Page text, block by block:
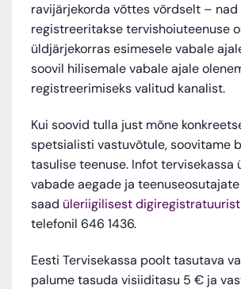
ravijärjekorda võttes võrdselt – nad
registreeritakse tervishoiuteenuse
üldjärjekorras esimesele vabale
soovil hilisemale vabale ajale
registreerimiseks valitud kanalist.
Kui soovid tulla just mõne
spetsialisti vastuvõtule, soovitame
tasulise teenuse. Infot tervisekassa
vabade aegade ja
saad üleriigilisest digiregistratuurist
telefonil 646 1436.
Eesti Tervisekassa poolt tasutava
palume tasuda visiiditasu 5 € ja